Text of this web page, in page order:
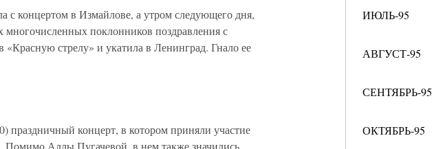
ИЮЛЬ-95
АВГУСТ-95
СЕНТЯБРЬ-95
ОКТЯБРЬ-95
с концертом в Измайлове, а утром следующего дня,
многочисленных поклонников поздравления с
стрелу» и укатила в Ленинград. Гнало ее
праздничный концерт, в котором приняли участие
Помимо Аллы Пугачевой, в нем также значились